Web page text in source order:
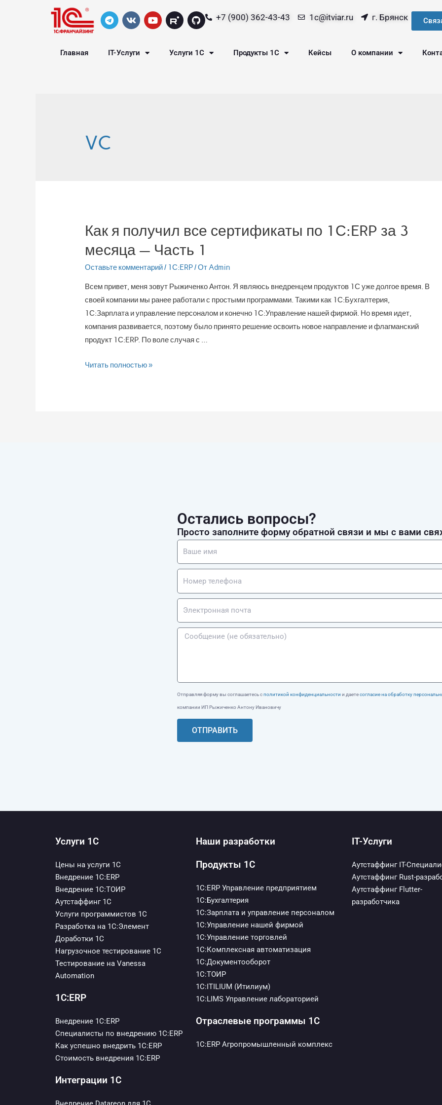
+7 (900) 362-43-43 1c@itviar.ru г. Брянск
Главная IT-Услуги Услуги 1С Продукты 1С Кейсы О компании
VC
Как я получил все сертификаты по 1С:ERP за 3
месяца — Часть 1
Оставьте комментарий/ 1С:ERP/ ОтAdmin
Всем привет, меня зовут Рыжиченко Антон. Я являюсь внедренцем продуктов 1С уже долгое время. В
своей компании мы ранее работали с простыми программами. Такими как 1С:Бухгалтерия,
1С:Зарплата и управление персоналом и конечно 1С:Управление нашей фирмой. Но время идет,
компания развивается, поэтому было принято решение освоить новое направление и флагманский
продукт 1С:ERP. По воле случая с …
Читать полностью »
Остались вопросы?
Просто заполните форму обратной связи и мы с вами
Отправляя форму вы соглашаетесь сполитикой конфиденциальности и даетесогласие на обработку
компании ИП Рыжиченко Антону Ивановичу
ОТПРАВИТЬ
Услуги 1С
Цены на услуги 1С
Внедрение 1С:ERP
Внедрение 1С:ТОИР
Аутстаффинг 1С
Услуги программистов 1С
Разработка на 1С:Элемент
Доработки 1С
Нагрузочное тестирование 1С
Тестирование на Vanessa
Automation
1С:ERP
Внедрение 1С:ERP
Специалисты по внедрению 1С:ERP
Как успешно внедрить 1С:ERP
Стоимость внедрения 1С:ERP
Интеграции 1С
Наши разработки
Продукты 1С
1С:ERP Управление предприятием
1С:Бухгалтерия
1С:Зарплата и управление персоналом
1С:Управление нашей фирмой
1С:Управление торговлей
1С:Комплексная автоматизация
1С:Документооборот
1С:ТОИР
1С:ITILIUM (Итилиум)
1С:LIMS Управление лабораторией
Отраслевые программы 1С
1С:ERP Агропромышленный комплекс
IT-Услуги
Аутстаффинг IT-
Аутстаффинг Rust-
Аутстаффинг Flutter-
разработчика